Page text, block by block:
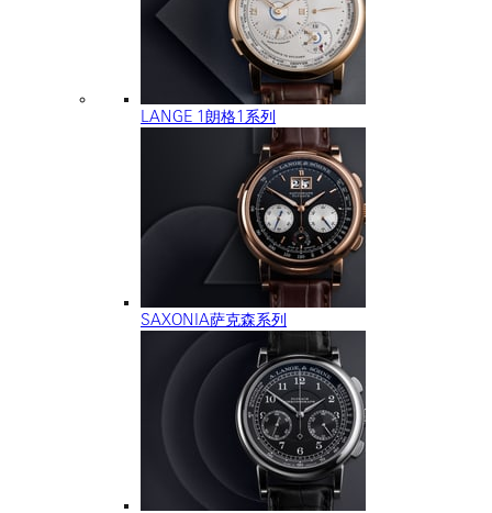
LANGE 1朗格1系列
SAXONIA萨克森系列